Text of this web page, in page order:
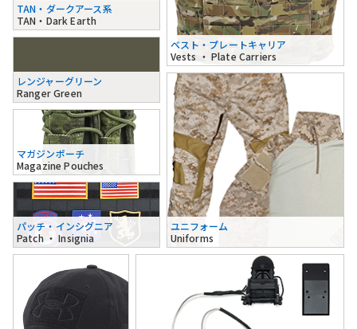
TAN・ダークアース系
TAN・Dark Earth
レンジャーグリーン
Ranger Green
ベスト・プレートキャリア
Vests ・ Plate Carriers
マガジンポーチ
Magazine Pouches
パッチ・インシグニア
Patch ・ Insignia
ユニフォーム
Uniforms